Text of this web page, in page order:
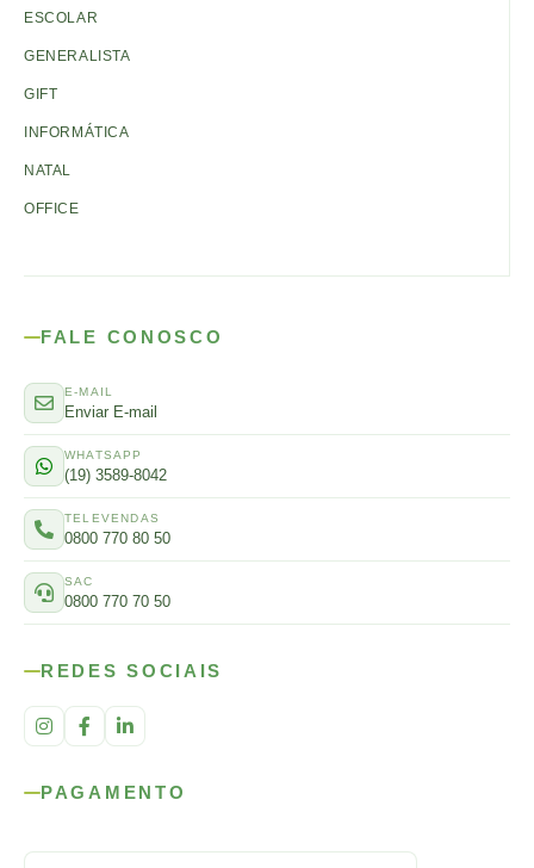
ESCOLAR
GENERALISTA
GIFT
INFORMÁTICA
NATAL
OFFICE
FALE CONOSCO
E-MAIL
Enviar E-mail
WHATSAPP
(19) 3589-8042
TELEVENDAS
0800 770 80 50
SAC
0800 770 70 50
REDES SOCIAIS
PAGAMENTO